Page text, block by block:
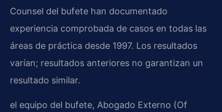
Counsel del bufete han documentado
experiencia comprobada de casos en todas las
áreas de práctica desde 1997. Los resultados
varían; resultados anteriores no garantizan un
resultado similar.
el equipo del bufete, Abogado Externo (Of